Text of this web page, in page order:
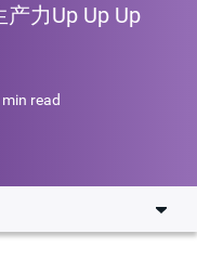
产力Up Up Up
min read